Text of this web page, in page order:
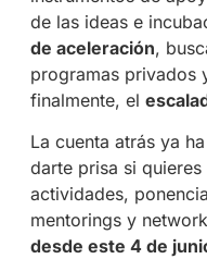
de las ideas e
de aceleración,
programas privados
finalmente, el
La cuenta atrás ya
darte prisa si
actividades,
mentorings y
desde este 4 de